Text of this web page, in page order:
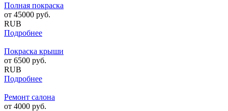
Полная покраска
от 45000 руб.
RUB
Подробнее
Покраска крыши
от 6500 руб.
RUB
Подробнее
Ремонт салона
от 4000 руб.